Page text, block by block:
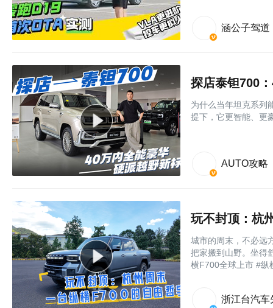
涵公子驾道
探店泰钽700
为什么当年坦克系列
提下，它更智能、更
AUTO攻略
玩不封顶：杭
城市的周末，不必远
把家搬到山野。坐得
横F700全球上市 #纵
浙江台汽车